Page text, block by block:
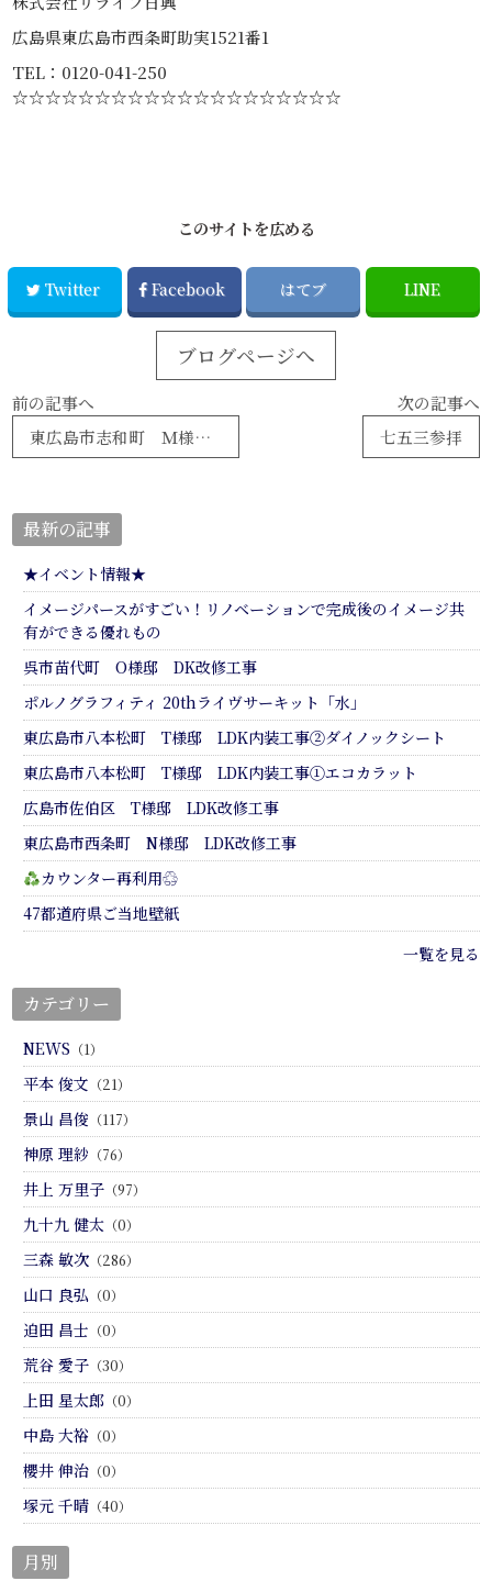
広島県東広島市西条町助実1521番1
TEL：0120-041-250
☆☆☆☆☆☆☆☆☆☆☆☆☆☆☆☆☆☆☆☆
このサイトを広める
Twitter Facebook はてブ LINE
ブログページへ
前の記事へ
東広島市志和町 Ｍ様邸 大規模改修工事③
次の記事へ
七五三参拝
最新の記事
★イベント情報★
イメージパースがすごい！リノベーションで完成後のイメージ共
有ができる優れもの
呉市苗代町 O様邸 DK改修工事
ポルノグラフィティ 20thライヴサーキット「水」
東広島市八本松町 T様邸 LDK内装工事②ダイノックシート
東広島市八本松町 T様邸 LDK内装工事①エコカラット
広島市佐伯区 T様邸 LDK改修工事
東広島市西条町 N様邸 LDK改修工事
カウンター再利用♲
47都道府県ご当地壁紙
一覧を見る
カテゴリー
NEWS （1）
平本 俊文 （21）
景山 昌俊 （117）
神原 理紗 （76）
井上 万里子 （97）
九十九 健太 （0）
三森 敏次 （286）
山口 良弘 （0）
迫田 昌士 （0）
荒谷 愛子 （30）
上田 星太郎 （0）
中島 大裕 （0）
櫻井 伸治 （0）
塚元 千晴 （40）
月別